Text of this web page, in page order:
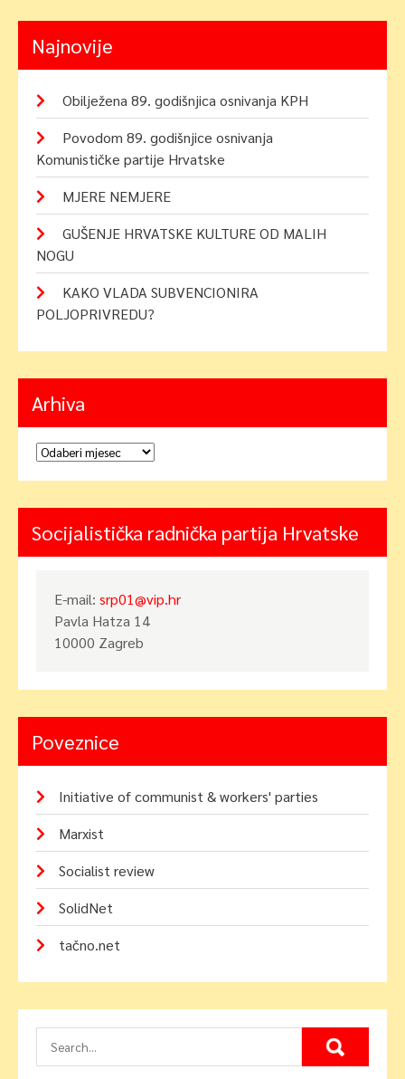
Najnovije
Obilježena 89. godišnjica osnivanja KPH
Povodom 89. godišnjice osnivanja
Komunističke partije Hrvatske
MJERE NEMJERE
GUŠENJE HRVATSKE KULTURE OD MALIH
NOGU
KAKO VLADA SUBVENCIONIRA
POLJOPRIVREDU?
Arhiva
Arhiva
Socijalistička radnička partija Hrvatske
E-mail: srp01@vip.hr
Pavla Hatza 14
10000 Zagreb
Poveznice
Initiative of communist & workers' parties
Marxist
Socialist review
SolidNet
tačno.net